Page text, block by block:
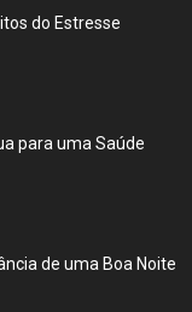
do Estresse
para uma Saúde
de uma Boa Noite